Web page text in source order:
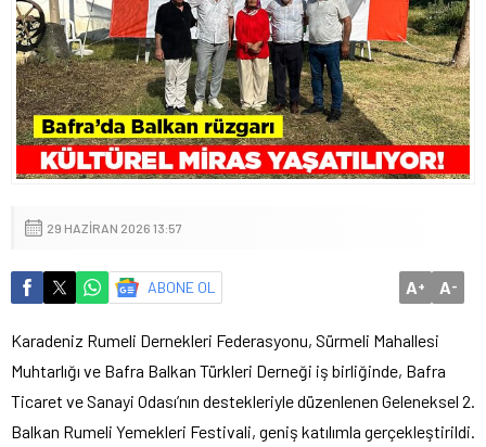
29 HAZIRAN 2026 13:57
ABONE OL A+ A-
Karadeniz Rumeli Dernekleri Federasyonu, Sürmeli Mahallesi
Muhtarlığı ve Bafra Balkan Türkleri Derneği iş birliğinde, Bafra
Ticaret ve Sanayi Odası’nın destekleriyle düzenlenen Geleneksel 2.
Balkan Rumeli Yemekleri Festivali, geniş katılımla gerçekleştirildi.